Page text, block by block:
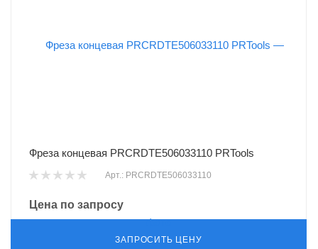
Фреза концевая PRCRDTE506033110 PRTools
Арт.: PRCRDTE506033110
Цена по запросу
ЗАПРОСИТЬ ЦЕНУ